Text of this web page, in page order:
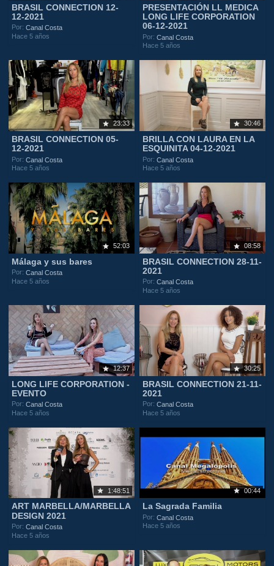
BRASIL CONNECTION 12-
12-2021
Por:Canal Costa
Hace 5 años
PRESENTACIÓN LL MEDICA
LONG LIFE CORPORATION
06-12-2021
Por:Canal Costa
Hace 5 años
23:33
BRASIL CONNECTION 05-
12-2021
Por:Canal Costa
Hace 5 años
30:46
BRILLA CON LAURA EN LA
ESQUINITA 04-12-2021
Por:Canal Costa
Hace 5 años
52:03
Málaga y sus bares
Por:Canal Costa
Hace 5 años
08:58
BRASIL CONNECTION 28-11-
2021
Por:Canal Costa
Hace 5 años
12:37
LONG LIFE CORPORATION -
EVENTO
Por:Canal Costa
Hace 5 años
30:25
BRASIL CONNECTION 21-11-
2021
Por:Canal Costa
Hace 5 años
1:48:51
ART MARBELLA/MARBELLA
DESIGN 2021
Por:Canal Costa
Hace 5 años
00:44
La Sagrada Familia
Por:Canal Costa
Hace 5 años